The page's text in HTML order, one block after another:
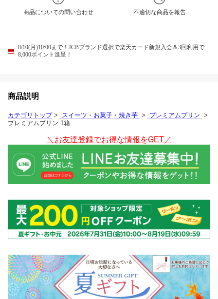
商品についての問い合わせ 不適切な商品を報告
8/10(月)10:00まで！JCBブランド選択で楽天カード新規入会＆3回利用で
8,000ポイント進呈！
商品説明
カテゴリトップ> スイーツ・お菓子・焼き芋 > プレミアムプリン >
プレミアムプリン 1箱
＼お友達登録でお得な情報をGET／